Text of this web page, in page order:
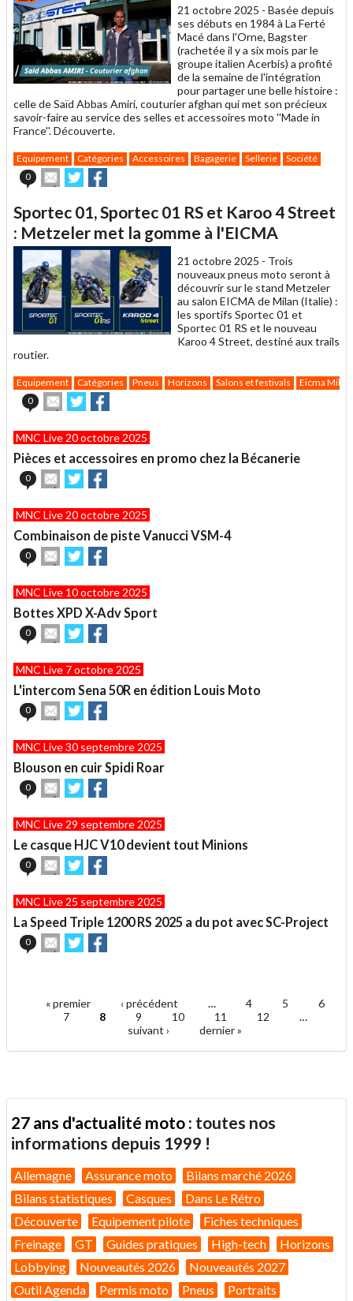
21 octobre 2025 - Basée depuis
ses débuts en 1984 à La Ferté
Macé dans l'Orne, Bagster
(rachetée il y a six mois par le
groupe italien Acerbis) a profité
de la semaine de l'intégration
pour partager une belle histoire :
celle de Saïd Abbas Amiri, couturier afghan qui met son précieux
savoir-faire au service des selles et accessoires moto ''Made in
France''. Découverte.
Equipement Catégories Accessoires Bagagerie Sellerie
Société
0
Envoyer
cet
à
un
ami
Partager
sur sur
Sportec 01, Sportec 01 RS et Karoo 4 Street
: Metzeler met la gomme à l'EICMA
21 octobre 2025 - Trois
nouveaux pneus moto seront à
découvrir sur le stand Metzeler
au salon EICMA de Milan (Italie) :
les sportifs Sportec 01 et
Sportec 01 RS et le nouveau
Karoo 4 Street, destiné aux trails
routier.
Equipement Catégories Pneus Horizons Salons et festivals
Eicma Milan
0
Envoyer
cet
à
ami
Partager
sur sur
MNC Live 20 octobre 2025
Pièces et accessoires en promo chez la Bécanerie
0
Envoyer
cet
à
un
ami
Partager
sur sur
MNC Live 20 octobre 2025
Combinaison de piste Vanucci VSM-4
0
Envoyer
cet
à
ami
Partager
sur sur
MNC Live 10 octobre 2025
Bottes XPD X-Adv Sport
0
Envoyer
cet
à
ami
Partager
sur sur
MNC Live 7 octobre 2025
L'intercom Sena 50R en édition Louis Moto
0
Envoyer
cet
à
ami
Partager
sur sur
MNC Live 30 septembre 2025
Blouson en cuir Spidi Roar
0
Envoyer
cet
à
ami
Partager
sur sur
MNC Live 29 septembre 2025
Le casque HJC V10 devient tout Minions
0
Envoyer
cet
à
ami
Partager
sur sur
MNC Live 25 septembre 2025
La Speed Triple 1200 RS 2025 a du pot avec SC-Project
0
Envoyer
cet
ami
Partager
sur sur
Pages« premier ‹ précédent … 4 5
6
7
8 9 10 11 12
…
suivant ›
dernier »
27 ans d'actualité moto : toutes nos
informations depuis 1999 !
Allemagne Assurance moto
Bilans marché 2026
Bilans statistiques
Casques
Dans Le Rétro
Découverte
Equipement pilote
Fiches techniques
Freinage
GT Guides pratiques High-tech
Horizons
Lobbying
Nouveautés 2026
Nouveautés 2027
Outil Agenda
Permis moto Pneus Portraits